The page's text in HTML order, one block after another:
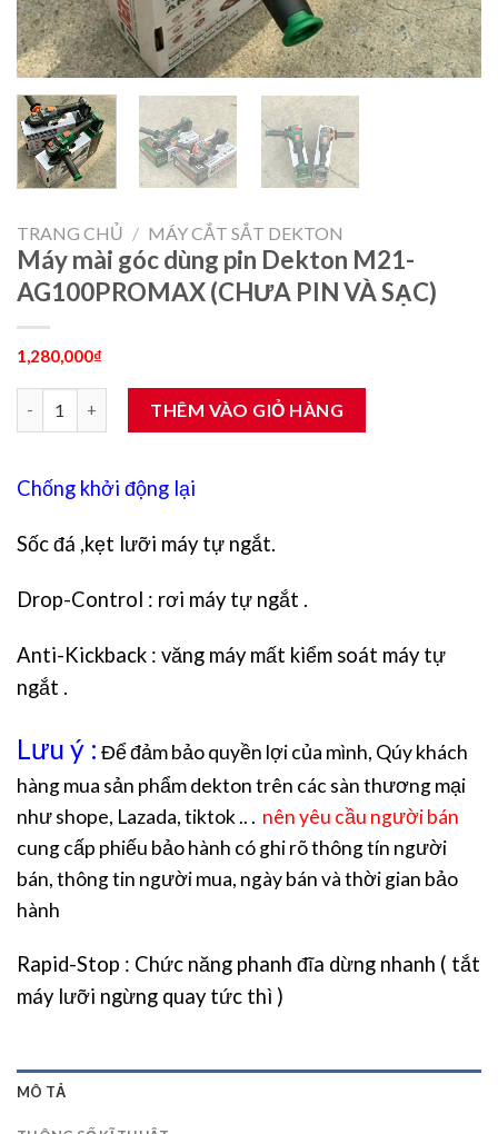
TRANG CHỦ / MÁY CẮT SẮT DEKTON
Máy mài góc dùng pin Dekton M21-
AG100PROMAX (CHƯA PIN VÀ SẠC)
1,280,000₫
Máy mài góc dùng pin Dekton M21-AG100PROMAX (CHƯA PIN
THÊM VÀO GIỎ HÀNG
Chống khởi động lại
Sốc đá ,kẹt lưỡi máy tự ngắt.
Drop-Control : rơi máy tự ngắt .
Anti-Kickback : văng máy mất kiểm soát máy tự
ngắt .
Lưu ý : Để đảm bảo quyền lợi của mình, Qúy khách
hàng mua sản phẩm dekton trên các sàn thương mại
như shope, Lazada, tiktok .. . nên yêu cầu người bán
cung cấp phiếu bảo hành có ghi rõ thông tín người
bán, thông tin người mua, ngày bán và thời gian bảo
hành
Rapid-Stop : Chức năng phanh đĩa dừng nhanh ( tắt
máy lưỡi ngừng quay tức thì )
MÔ TẢ